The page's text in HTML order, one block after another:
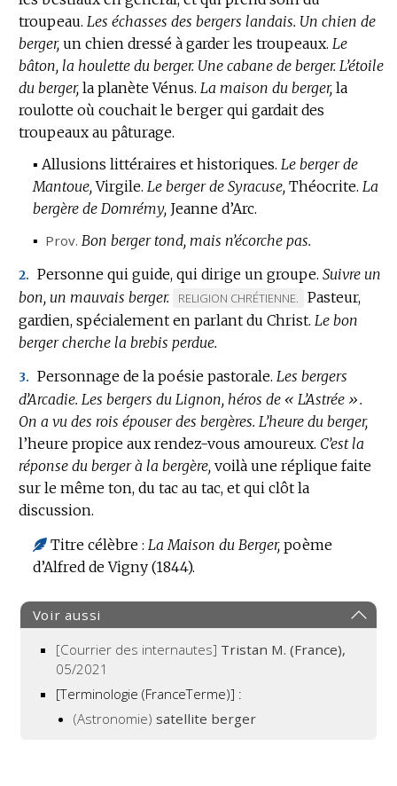
troupeau. Les échasses des bergers landais. Un chien de
berger, un chien dressé à garder les troupeaux. Le
bâton, la houlette du berger. Une cabane de berger. L’étoile
du berger, la planète Vénus. La maison du berger, la
roulotte où couchait le berger qui gardait des
troupeaux au pâturage.
▪ Allusions littéraires et historiques. Le berger de
Mantoue, Virgile. Le berger de Syracuse, Théocrite. La
bergère de Domrémy, Jeanne d’Arc.
▪ Prov. Bon berger tond, mais n’écorche pas.
2. Personne qui guide, qui dirige un groupe. Suivre un
bon, un mauvais berger.
MARQUE
DE
DOMAINE
RELIGION CHRÉTIENNE.
Pasteur,
gardien, spécialement en parlant du Christ. Le bon
berger cherche la brebis perdue.
3. Personnage de la poésie pastorale. Les bergers
d’Arcadie. Les bergers du Lignon, héros de « L’Astrée ».
On a vu des rois épouser des bergères. L’heure du berger,
l’heure propice aux rendez-vous amoureux. C’est la
réponse du berger à la bergère, voilà une réplique faite
sur le même ton, du tac au tac, et qui clôt la
discussion.
Titre célèbre : La Maison du Berger,poème
d’Alfred de Vigny (1844).
Voir aussi
[Courrier des internautes] Tristan M. (France),
05/2021
[Terminologie (FranceTerme)] :
(Astronomie) satellite berger